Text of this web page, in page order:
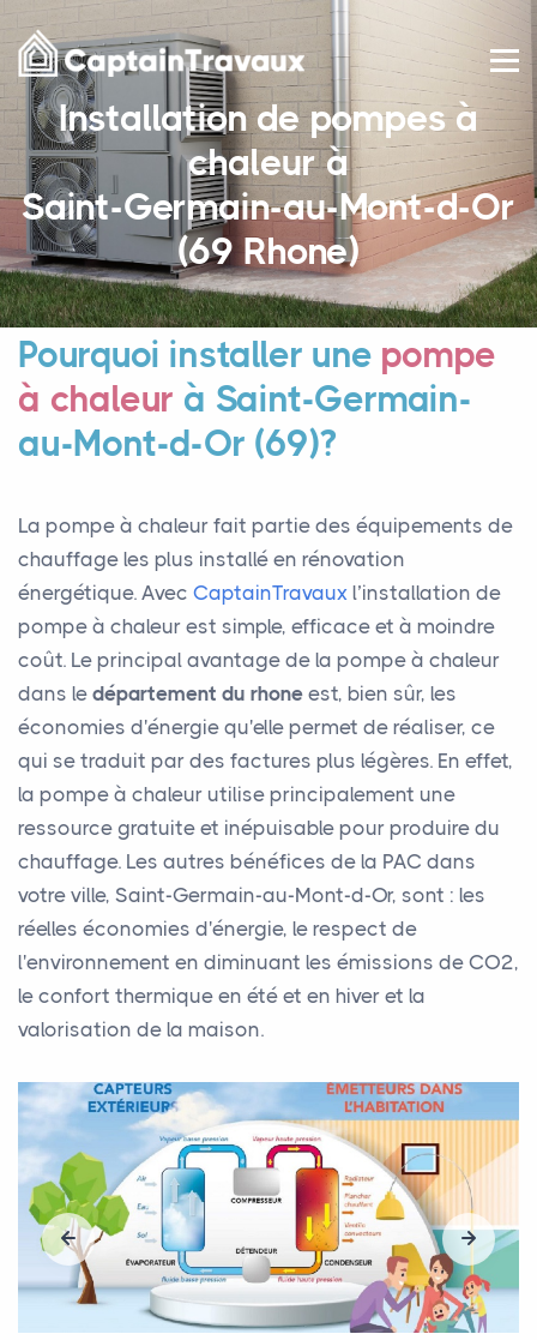
Installation de pompes à
chaleur à
Saint-Germain-au-Mont-d-Or
(69 Rhone)
Pourquoi installer une pompe
à chaleur à Saint-Germain-
au-Mont-d-Or (69)?
La pompe à chaleur fait partie des équipements de
chauffage les plus installé en rénovation
énergétique. Avec CaptainTravaux l’installation de
pompe à chaleur est simple, efficace et à moindre
coût. Le principal avantage de la pompe à chaleur
dans le département du rhone est, bien sûr, les
économies d'énergie qu'elle permet de réaliser, ce
qui se traduit par des factures plus légères. En effet,
la pompe à chaleur utilise principalement une
ressource gratuite et inépuisable pour produire du
chauffage. Les autres bénéfices de la PAC dans
votre ville, Saint-Germain-au-Mont-d-Or, sont : les
réelles économies d'énergie, le respect de
l'environnement en diminuant les émissions de CO2,
le confort thermique en été et en hiver et la
valorisation de la maison.